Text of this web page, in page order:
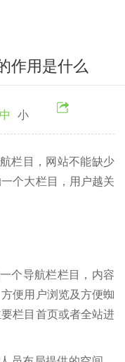
作用是什么
中 小
栏目，网站不能缺少
个大栏目，用户越关
个导航栏栏目，内容
便用户浏览及方便蜘
栏目首页或者全站进